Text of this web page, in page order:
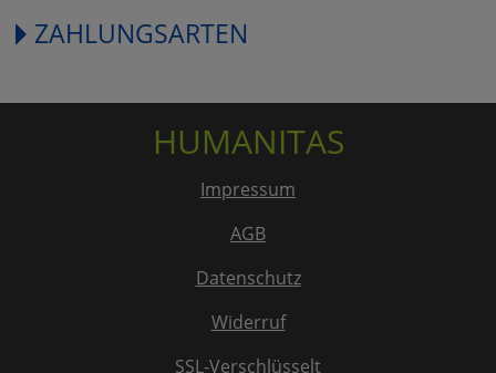
ZAHLUNGSARTEN
HUMANITAS
Impressum
AGB
Datenschutz
Widerruf
SSL-Verschlüsselt